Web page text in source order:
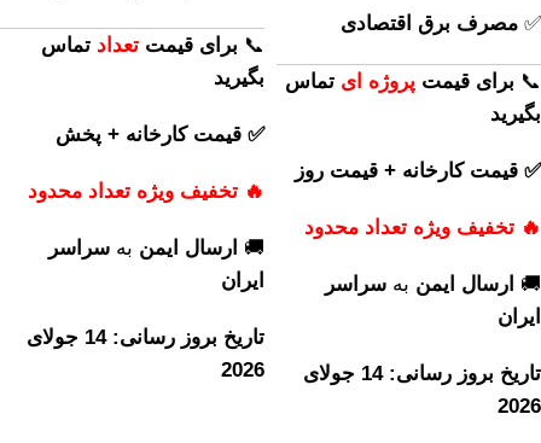
✅ مصرف برق اقتصادی
📞 برای قیمت پروژه ای تماس
بگیرید
✅ قیمت کارخانه + قیمت روز
🔥 تخفیف ویژه تعداد محدود
🚚 ارسال ایمن به سراسر
ایران
تاریخ بروز رسانی: 14 جولای
2026
📞 برای قیمت تعداد تماس
بگیرید
✅ قیمت کارخانه + پخش
🔥 تخفیف ویژه تعداد محدود
🚚 ارسال ایمن به سراسر
ایران
تاریخ بروز رسانی: 14 جولای
2026